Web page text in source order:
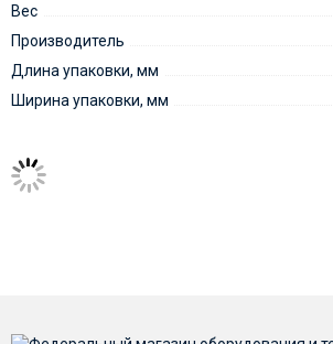
Вес
Производитель
Длина упаковки, мм
Ширина упаковки, мм